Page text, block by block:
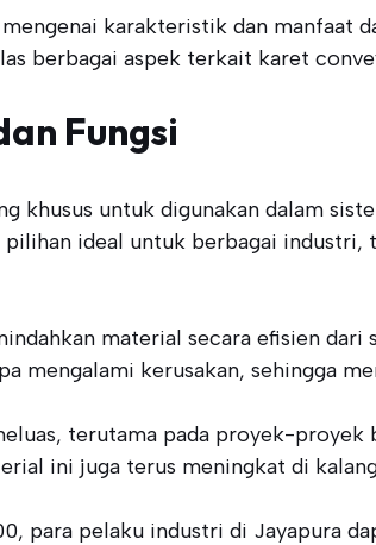
karakteristik dan manfaat
berbagai aspek terkait karet
Fungsi
khusus untuk digunakan dalam
ideal untuk berbagai industri,
material secara efisien dari
mengalami kerusakan, sehingga
terutama pada proyek-proyek
ini juga terus meningkat di
para pelaku industri di Jayapura